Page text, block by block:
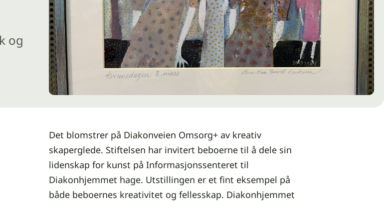
og
Det blomstrer på Diakonveien Omsorg+ av kreativ
skaperglede. Stiftelsen har invitert beboerne til å dele sin
lidenskap for kunst på Informasjonssenteret til
Diakonhjemmet hage. Utstillingen er et fint eksempel på
både beboernes kreativitet og fellesskap. Diakonhjemmet